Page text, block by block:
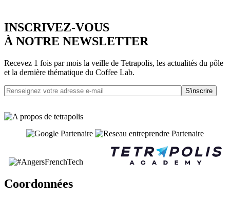
INSCRIVEZ-VOUS
À NOTRE NEWSLETTER
Recevez 1 fois par mois la veille de Tetrapolis, les actualités du pôle
et la dernière thématique du Coffee Lab.
S'inscrire
Coordonnées